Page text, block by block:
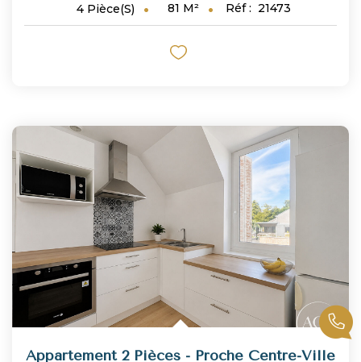
4 Pièce(s) 81 M² Réf : 21473
Appartement 2 Pièces - Proche Centre-Ville